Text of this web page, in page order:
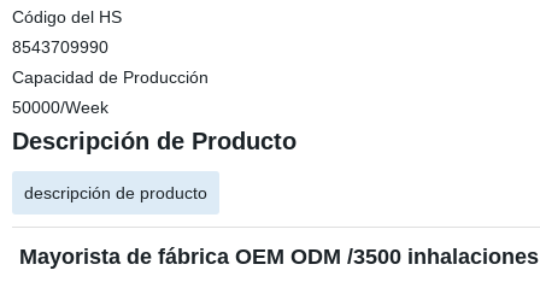
Código del HS
8543709990
Capacidad de Producción
50000/Week
Descripción de Producto
descripción de producto
Mayorista de fábrica OEM ODM /3500